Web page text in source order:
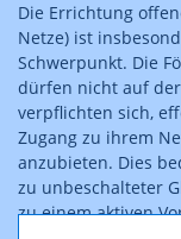
Die Errichtung
Netze) ist
Schwerpunkt. Die
dürfen nicht auf
verpflichten sich,
Zugang zu ihrem
anzubieten. Dies
zu unbeschalteter
zu einem aktiven